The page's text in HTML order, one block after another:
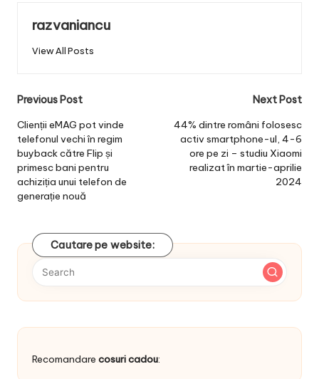
razvaniancu
View All Posts
Post
navigation
Previous Post
Clienții eMAG pot vinde
telefonul vechi în regim
buyback către Flip și
primesc bani pentru
achiziția unui telefon de
generație nouă
Next Post
44% dintre români folosesc
activ smartphone-ul, 4-6
ore pe zi – studiu Xiaomi
realizat în martie-aprilie
2024
Cautare pe website:
Recomandare cosuri cadou: